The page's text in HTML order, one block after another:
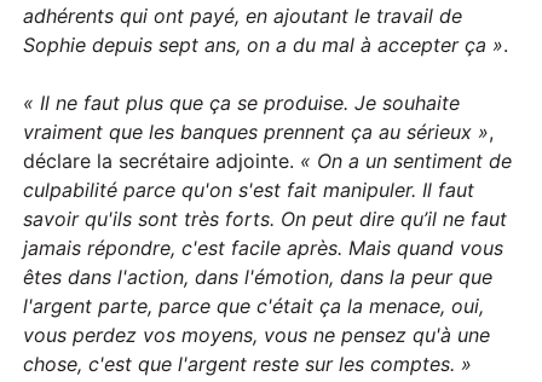
adhérents qui ont payé, en ajoutant le travail de
Sophie depuis sept ans, on a du mal à accepter ça ».
« Il ne faut plus que ça se produise. Je souhaite
vraiment que les banques prennent ça au sérieux »,
déclare la secrétaire adjointe. « On a un sentiment de
culpabilité parce qu'on s'est fait manipuler. Il faut
savoir qu'ils sont très forts. On peut dire qu’il ne faut
jamais répondre, c'est facile après. Mais quand vous
êtes dans l'action, dans l'émotion, dans la peur que
l'argent parte, parce que c'était ça la menace, oui,
vous perdez vos moyens, vous ne pensez qu'à une
chose, c'est que l'argent reste sur les comptes. »